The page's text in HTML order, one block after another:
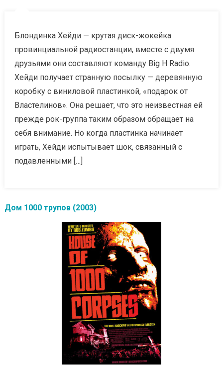
Блондинка Хейди — крутая диск-жокейка
провинциальной радиостанции, вместе с двумя
друзьями они составляют команду Big H Radio.
Хейди получает странную посылку — деревянную
коробку с виниловой пластинкой, «подарок от
Властелинов». Она решает, что это неизвестная ей
прежде рок-группа таким образом обращает на
себя внимание. Но когда пластинка начинает
играть, Хейди испытывает шок, связанный с
подавленными […]
Дом 1000 трупов (2003)